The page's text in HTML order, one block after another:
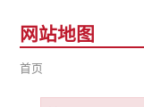
网站地图
首页